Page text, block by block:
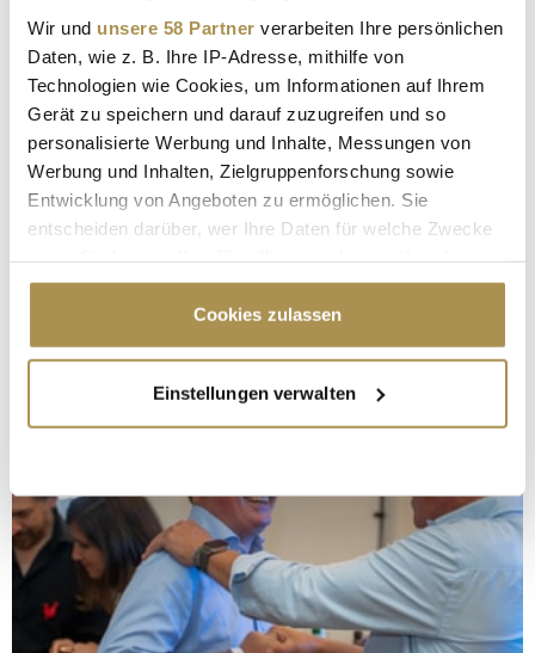
Wir und unsere 58 Partner verarbeiten Ihre persönlichen
Daten, wie z. B. Ihre IP-Adresse, mithilfe von
Technologien wie Cookies, um Informationen auf Ihrem
Gerät zu speichern und darauf zuzugreifen und so
personalisierte Werbung und Inhalte, Messungen von
Werbung und Inhalten, Zielgruppenforschung sowie
Entwicklung von Angeboten zu ermöglichen. Sie
entscheiden darüber, wer Ihre Daten für welche Zwecke
Cookie-Erklärung oder durch Klicken auf das Privacy
Trigger Symbol ändern oder widerrufen
Informationen über Ihre geografische Lage
erfassen, welche bis auf einige Meter genau sein
bestimmten Merkmalen (Fingerprinting) identifizieren
Erfahren Sie mehr darüber, wie Ihre persönlichen Daten
verarbeitet werden, und legen Sie Ihre Präferenzen im
Abschnitt Einzelheiten
fest.
Cookies zulassen
Einstellungen verwalten